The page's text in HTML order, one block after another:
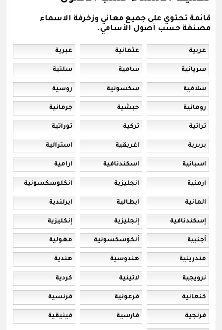
قائمة تحتوي على جميع معاني وزخرفة الاسماء
مصنفة حسب أصول الأسامي.
عربية عثمانية عبرية
سريانية سامية سلتية
سلافية سكسونية روسية
رومانية حبشية جرمانية
تراتية تركية توراتية
بربرية اغريقية استرالية
اسبانية اسكندنافية ارامية
ارمنية انجليزية انكلوسكسونية
المانية ايطالية ايرلندية
إسكندنافية إنجليزية إنكليزية
أجنبية أنكوسكسونية مغولية
مندرينية هندوسية هندية
نرويجية لاتينية كردية
كنعانية فرعونية فرنسية
فرنجية فارسية فينيقية